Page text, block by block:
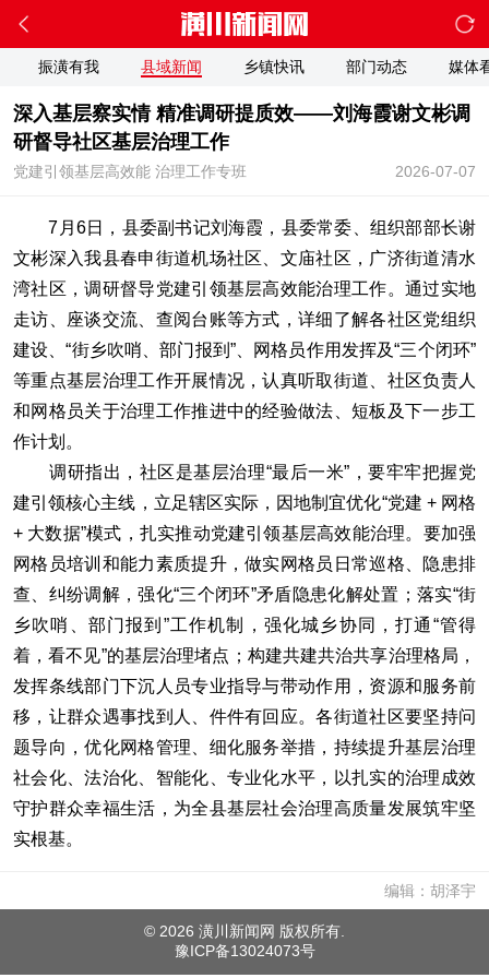
振潢有我 县域新闻 乡镇快讯 部门动态 媒体
深入基层察实情 精准调研提质效——刘海霞谢文彬调
研督导社区基层治理工作
2026-07-07
党建引领基层高效能 治理工作专班
7月6日，县委副书记刘海霞，县委常委、组织部部长谢
文彬深入我县春申街道机场社区、文庙社区，广济街道清水
湾社区，调研督导党建引领基层高效能治理工作。通过实地
走访、座谈交流、查阅台账等方式，详细了解各社区党组织
建设、“街乡吹哨、部门报到”、网格员作用发挥及“三个闭环”
等重点基层治理工作开展情况，认真听取街道、社区负责人
和网格员关于治理工作推进中的经验做法、短板及下一步工
作计划。
调研指出，社区是基层治理“最后一米”，要牢牢把握党
建引领核心主线，立足辖区实际，因地制宜优化“党建 + 网格
+ 大数据”模式，扎实推动党建引领基层高效能治理。要加强
网格员培训和能力素质提升，做实网格员日常巡格、隐患排
查、纠纷调解，强化“三个闭环”矛盾隐患化解处置；落实“街
乡吹哨、部门报到”工作机制，强化城乡协同，打通“管得
着，看不见”的基层治理堵点；构建共建共治共享治理格局，
发挥条线部门下沉人员专业指导与带动作用，资源和服务前
移，让群众遇事找到人、件件有回应。各街道社区要坚持问
题导向，优化网格管理、细化服务举措，持续提升基层治理
社会化、法治化、智能化、专业化水平，以扎实的治理成效
守护群众幸福生活，为全县基层社会治理高质量发展筑牢坚
实根基。
编辑：胡泽宇
© 2026 潢川新闻网 版权所有.
豫ICP备13024073号